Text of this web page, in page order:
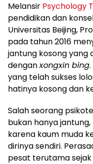
Melansir Psychology
pendidikan dan
Universitas Beijing,
pada tahun 2016
jantung kosong yang
denganxongxin bing
yang telah sukses
hatinya kosong dan
Salah seorang
bukan hanya
karena kaum muda
dirinya sendiri.
pesat terutama